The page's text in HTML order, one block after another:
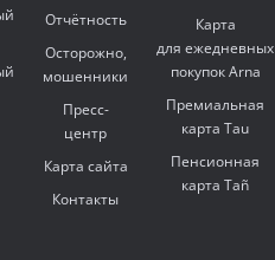
Отчётность
Осторожно,
мошенники
Пресс-
центр
Карта сайта
Контакты
Карта
для ежедневных
покупок Arna
Премиальная
карта Tau
Пенсионная
карта Tañ